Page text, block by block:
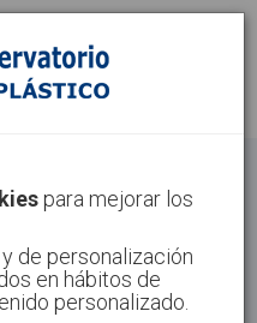
Regístrate
para mejorar los
de personalización
en hábitos de
personalizado.